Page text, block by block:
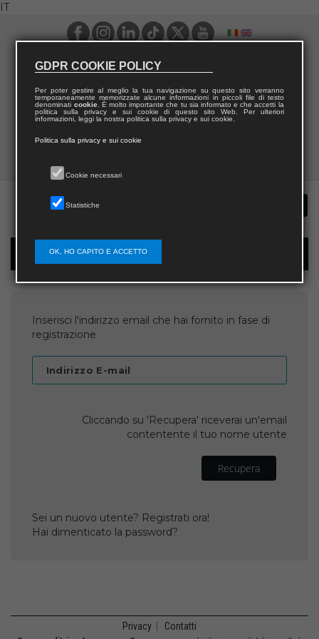
IT
Recupera username
Inserisci l'indirizzo email che hai fornito in fase di
registrazione
Indirizzo E-mail
Cliccando su 'Recupera' riceverai un'email
contentente il tuo nome utente
Recupera
Sei un nuovo utente? Registrati ora!
Hai dimenticato la password?
Privacy Contatti
GDPR COOKIE POLICY
Per poter gestire al meglio la tua navigazione su questo sito verranno
temporaneamente memorizzate alcune informazioni in piccoli file di testo
denominati cookie. È molto importante che tu sia informato e che accetti la
politica sulla privacy e sui cookie di questo sito Web. Per ulteriori
informazioni, leggi la nostra politica sulla privacy e sui cookie.
Politica sulla privacy e sui cookie
Cookie necessari
Statistiche
OK, HO CAPITO E ACCETTO